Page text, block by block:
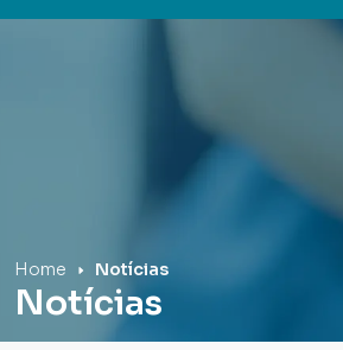
Home Notícias
Notícias